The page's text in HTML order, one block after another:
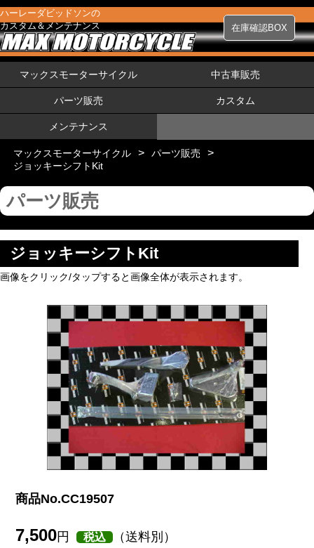
ハーレーダビッドソンの
カスタム＆メンテナンス
在庫確認BOX
マックスモーターサイクル 中古車販売
パーツ販売 カスタム
メンテナンス
マックスモーターサイクル > パーツ販売 >
ジョッキーシフトKit
パーツ販売
ジョッキーシフトKit
画像をクリック/タップすると画像全体が表示されます。
商品No.CC19507
7,500円 税込
（送料別）